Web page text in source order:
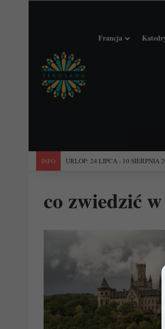
Francja
INFO "Święta Francja". Przewodnik po
co zwiedzić